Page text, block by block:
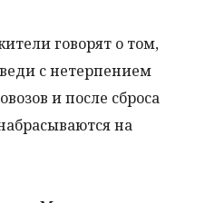
говорят о том,
с нетерпением
и после сброса
на